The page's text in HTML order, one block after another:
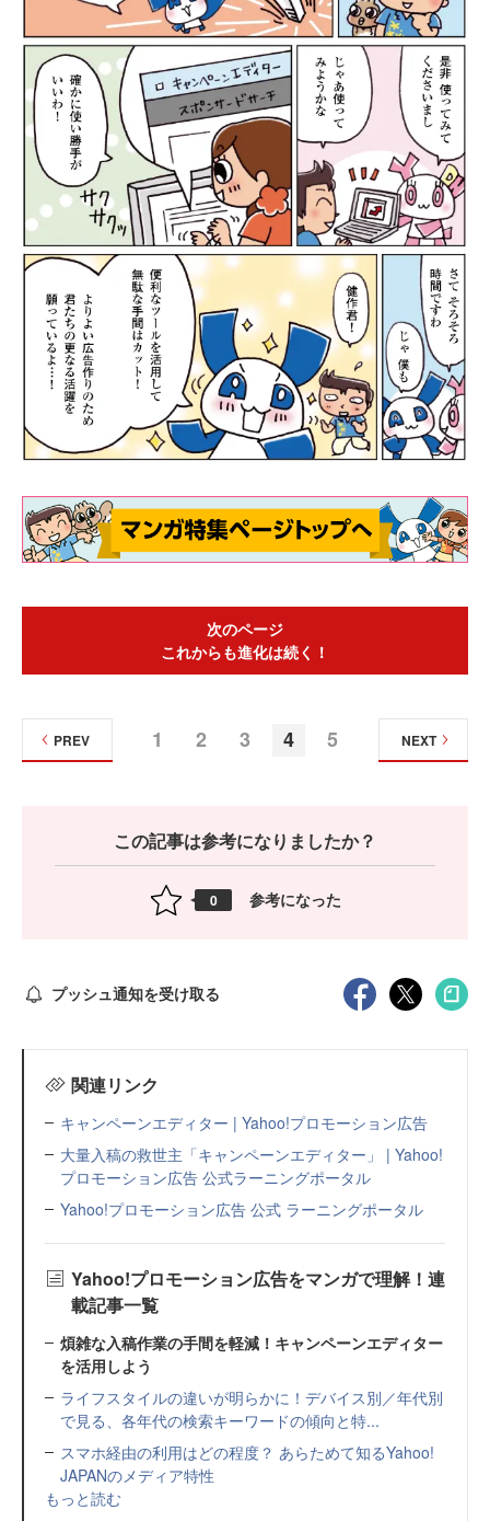
次のページ
これからも進化は続く！
1 2 3 4 5
PREV NEXT
この記事は参考になりましたか？
0 参考になった
プッシュ通知を受け取る
関連リンク
キャンペーンエディター | Yahoo!プロモーション広告
大量入稿の救世主「キャンペーンエディター」 | Yahoo!
プロモーション広告 公式ラーニングポータル
Yahoo!プロモーション広告 公式 ラーニングポータル
Yahoo!プロモーション広告をマンガで理解！連
載記事一覧
煩雑な入稿作業の手間を軽減！キャンペーンエディター
を活用しよう
ライフスタイルの違いが明らかに！デバイス別／年代別
で見る、各年代の検索キーワードの傾向と特...
スマホ経由の利用はどの程度？ あらためて知るYahoo!
JAPANのメディア特性
もっと読む